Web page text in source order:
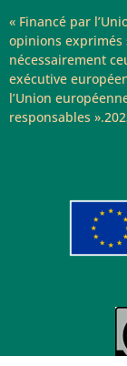
« Financé par
opinions exprimés
nécessairement
exécutive
l’Union
responsables